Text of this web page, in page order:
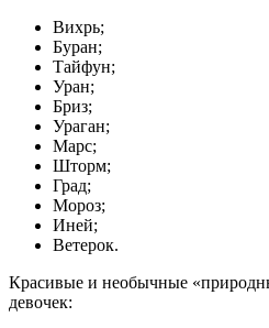
Вихрь;
Буран;
Тайфун;
Уран;
Бриз;
Ураган;
Марс;
Шторм;
Град;
Мороз;
Иней;
Ветерок.
Красивые и необычные
девочек: